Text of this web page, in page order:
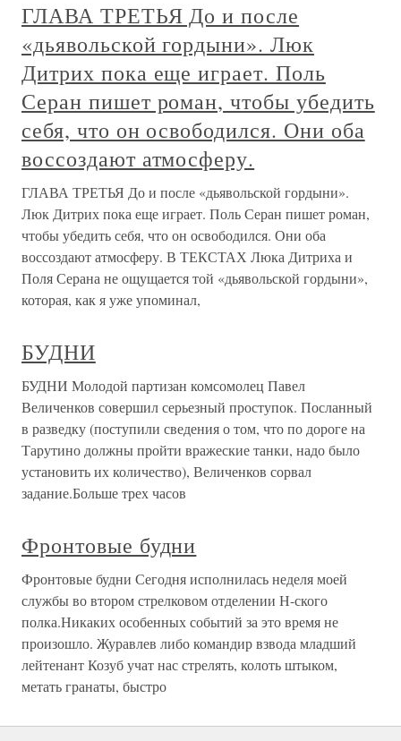
ГЛАВА ТРЕТЬЯ До и после
«дьявольской гордыни». Люк
Дитрих пока еще играет. Поль
Серан пишет роман, чтобы убедить
себя, что он освободился. Они оба
воссоздают атмосферу.
ГЛАВА ТРЕТЬЯ До и после «дьявольской гордыни».
Люк Дитрих пока еще играет. Поль Серан пишет роман,
чтобы убедить себя, что он освободился. Они оба
воссоздают атмосферу. В ТЕКСТАХ Люка Дитриха и
Поля Серана не ощущается той «дьявольской гордыни»,
которая, как я уже упоминал,
БУДНИ
БУДНИ Молодой партизан комсомолец Павел
Величенков совершил серьезный проступок. Посланный
в разведку (поступили сведения о том, что по дороге на
Тарутино должны пройти вражеские танки, надо было
установить их количество), Величенков сорвал
задание.Больше трех часов
Фронтовые будни
Фронтовые будни Сегодня исполнилась неделя моей
службы во втором стрелковом отделении Н-ского
полка.Никаких особенных событий за это время не
произошло. Журавлев либо командир взвода младший
лейтенант Козуб учат нас стрелять, колоть штыком,
метать гранаты, быстро